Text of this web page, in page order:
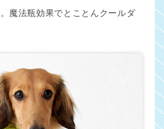
魔法瓶効果でとことんクールダ